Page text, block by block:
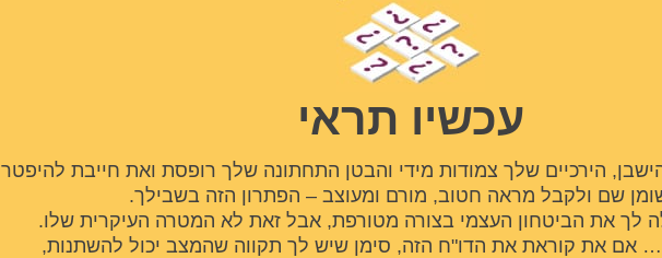
עכשיו תראי
הירכיים שלך צמודות מידי והבטן התחתונה שלך רופסת ואת חייבת להיפטר
שם ​ולקבל מראה חטוב, מורם ומעוצב – הפתרון הזה בשבילך.
לך את הביטחון העצמי בצורה מטורפת, אבל זאת לא המטרה העיקרית שלו.
אם את קוראת את הדו"ח הזה, סימן שיש לך תקווה שהמצב יכול להשתנות,